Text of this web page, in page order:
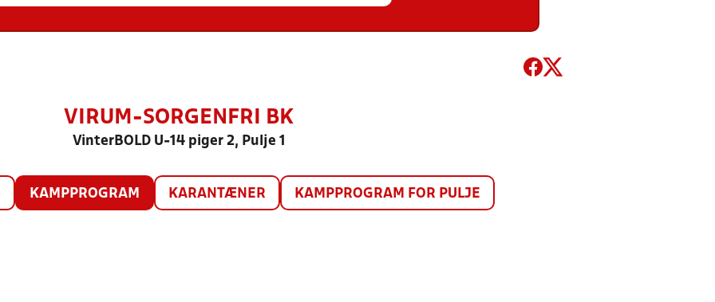
VIRUM-SORGENFRI BK
VinterBOLD U-14 piger 2, Pulje 1
KAMPPROGRAM KARANTÆNER KAMPPROGRAM FOR PULJE